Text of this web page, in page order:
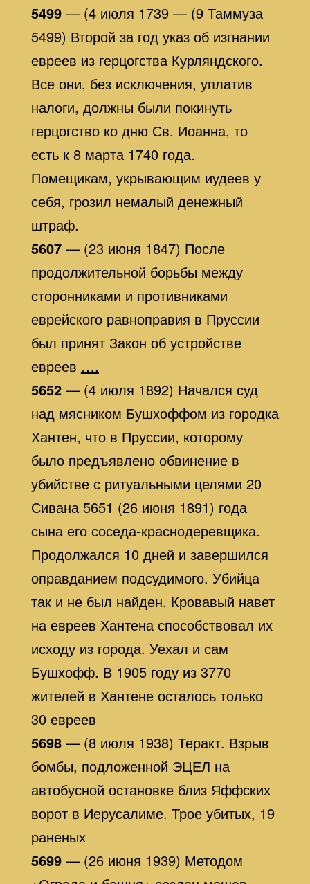
5499— (4 июля 1739 — (9 Таммуза
5499) Второй за год указ об изгнании
евреев из герцогства Курляндского.
Все они, без исключения, уплатив
налоги, должны были покинуть
герцогство ко дню Св. Иоанна, то
есть к 8 марта 1740 года.
Помещикам, укрывающим иудеев у
себя, грозил немалый денежный
штраф.
5607— (23 июня 1847) После
продолжительной борьбы между
сторонниками и противниками
еврейского равноправия в Пруссии
был принят Закон об устройстве
евреев ….
5652— (4 июля 1892) Начался суд
над мясником Бушхоффом из городка
Хантен, что в Пруссии, которому
было предъявлено обвинение в
убийстве с ритуальными целями 20
Сивана 5651 (26 июня 1891) года
сына его соседа-краснодеревщика.
Продолжался 10 дней и завершился
оправданием подсудимого. Убийца
так и не был найден. Кровавый навет
на евреев Хантена способствовал их
исходу из города. Уехал и сам
Бушхофф. В 1905 году из 3770
жителей в Хантене осталось только
30 евреев
5698— (8 июля 1938) Теракт. Взрыв
бомбы, подложенной ЭЦЕЛ на
автобусной остановке близ Яффских
ворот в Иерусалиме. Трое убитых, 19
раненых
5699— (26 июня 1939) Методом